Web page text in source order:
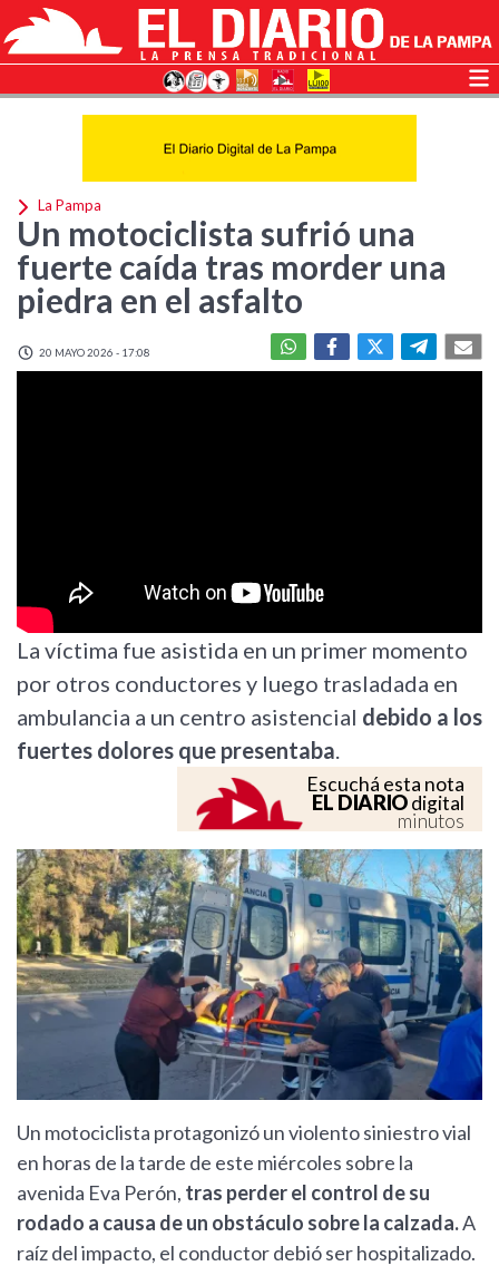
La Pampa
Un motociclista sufrió una
fuerte caída tras morder una
piedra en el asfalto
20 MAYO 2026 - 17:08
La víctima fue asistida en un primer momento
por otros conductores y luego trasladada en
ambulancia a un centro asistencial debido a los
fuertes dolores que presentaba.
Escuchá esta nota
EL DIARIOdigital
minutos
Un motociclista protagonizó un violento siniestro vial
en horas de la tarde de este miércoles sobre la
avenida Eva Perón, tras perder el control de su
rodado a causa de un obstáculo sobre la calzada.A
raíz del impacto, el conductor debió ser hospitalizado.